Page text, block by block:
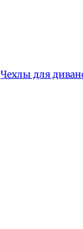
Чехлы для